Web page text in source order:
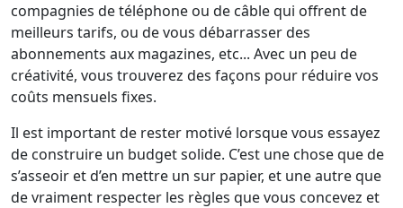
compagnies de téléphone ou de câble qui offrent de
meilleurs tarifs, ou de vous débarrasser des
abonnements aux magazines, etc... Avec un peu de
créativité, vous trouverez des façons pour réduire vos
coûts mensuels fixes.
Il est important de rester motivé lorsque vous essayez
de construire un budget solide. C’est une chose que de
s’asseoir et d’en mettre un sur papier, et une autre que
de vraiment respecter les règles que vous concevez et